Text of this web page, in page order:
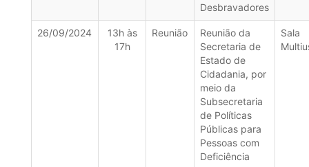
Desbravadores
26/09/2024
13h às
17h
Reunião
Reunião da
Secretaria de
Estado de
Cidadania, por
meio da
Subsecretaria
de Políticas
Públicas para
Pessoas com
Deficiência
Sala